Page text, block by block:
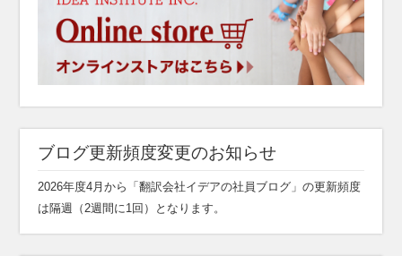
ブログ更新頻度変更のお知らせ
2026年度4月から「翻訳会社イデアの社員ブログ」の更新頻度
は隔週（2週間に1回）となります。